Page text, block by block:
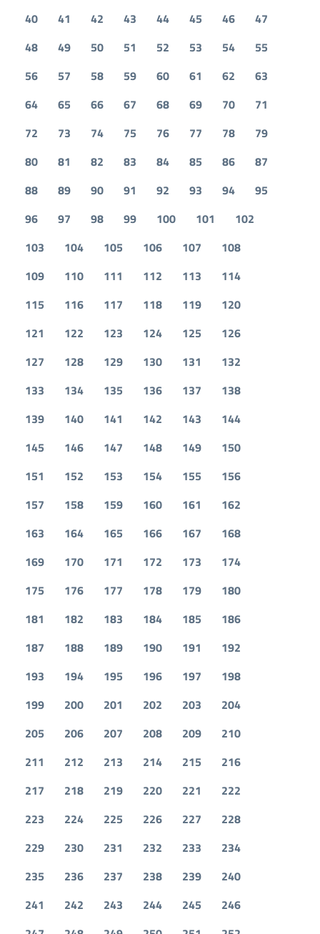
40
41 42 43 44 45 46
47
48
49 50 51 52 53 54
55
56
57 58 59 60 61 62
63
64
65 66 67 68 69 70
71
72
73 74 75 76 77 78
79
80
81 82 83 84 85 86
87
88
89 90 91 92 93 94
95
96
97 98 99 100 101
102
103
104 105 106 107
108
109
110 111 112 113
114
115
116 117 118 119
120
121
122 123 124 125
126
127
128 129 130 131
132
133
134 135 136 137
138
139
140 141 142 143
144
145
146 147 148 149
150
151
152 153 154 155
156
157
158 159 160 161
162
163
164 165 166 167
168
169
170 171 172 173
174
175
176 177 178 179
180
181
182 183 184 185
186
187
188 189 190 191
192
193
194 195 196 197
198
199
200 201 202 203
204
205
206 207 208 209
210
211
212 213 214 215
216
217
218 219 220 221
222
223
224 225 226 227
228
229
230 231 232 233
234
235
236 237 238 239
240
241
242 243 244 245
246